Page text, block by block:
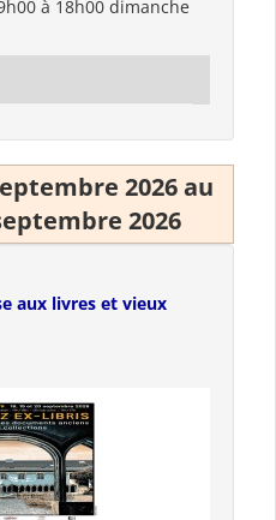
à 18h00 dimanche
2026 au
2026
aux livres et vieux